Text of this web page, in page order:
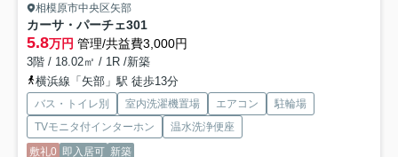
相模原市中央区矢部
カーサ・パーチェ301
5.8万円 管理/共益費3,000円
3階 / 18.02㎡ / 1R /新築
横浜線「矢部」駅 徒歩13分
バス・トイレ別 室内洗濯機置場 エアコン
駐輪場
TVモニタ付インターホン
温水洗浄便座
敷礼0 即入居可 新築